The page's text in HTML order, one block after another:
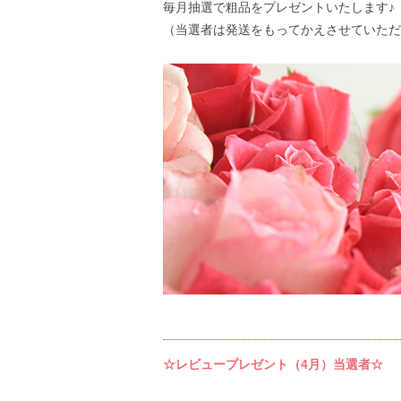
毎月抽選で粗品をプレゼントいたします♪
（当選者は発送をもってかえさせていた
☆レビュープレゼント（4月）当選者☆